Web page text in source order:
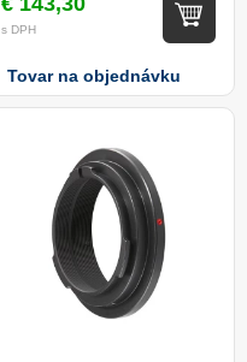
AFLEX EN)
s DPH
Tovar na objednávku